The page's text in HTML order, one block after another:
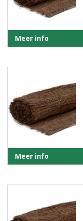
Meer info
Meer info